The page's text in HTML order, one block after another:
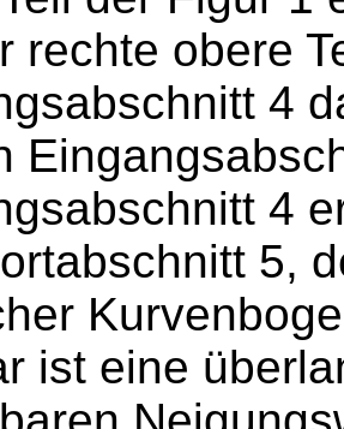
rechte obere
4
4
5,
ist eine